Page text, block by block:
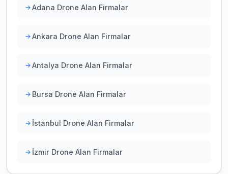
Adana Drone Alan Firmalar
Ankara Drone Alan Firmalar
Antalya Drone Alan Firmalar
Bursa Drone Alan Firmalar
İstanbul Drone Alan Firmalar
İzmir Drone Alan Firmalar